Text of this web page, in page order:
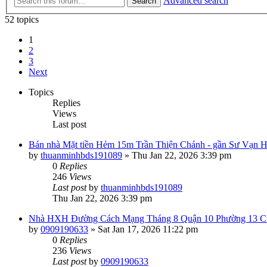
52 topics
1
2
3
Next
Topics
Replies
Views
Last post
Bán nhà Mặt tiền Hẻm 15m Trần Thiện Chánh - gần Sư Vạn
by thuanminhbds191089 » Thu Jan 22, 2026 3:39 pm
0 Replies
246 Views
Last postby thuanminhbds191089
Thu Jan 22, 2026 3:39 pm
Nhà HXH Đường Cách Mạng Tháng 8 Quận 10 Phường 13
by 0909190633 » Sat Jan 17, 2026 11:22 pm
0 Replies
236 Views
Last postby 0909190633